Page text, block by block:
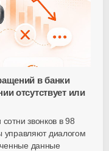
в банки
отсутствует или
звонков в 98
управляют диалогом
данные